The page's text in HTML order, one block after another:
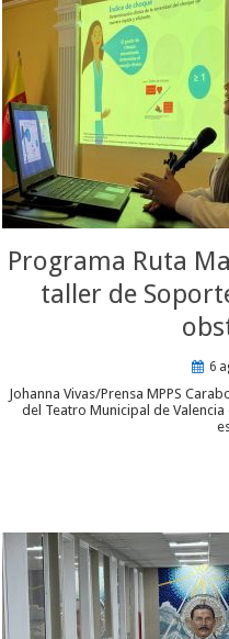
Programa Ruta
taller de
6
Johanna Vivas/Prensa MPPS
del Teatro Municipal de